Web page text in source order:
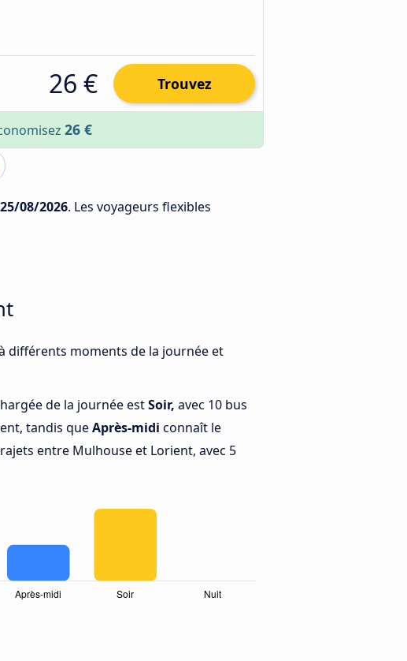
26 € Trouvez
26 €
25/08/2026. Les voyageurs flexibles
différents moments de la journée et
de la journée estSoir, avec 10 bus
tandis queAprès-midi connaît le
entre Mulhouse et Lorient, avec 5